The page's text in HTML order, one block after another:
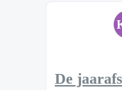
De